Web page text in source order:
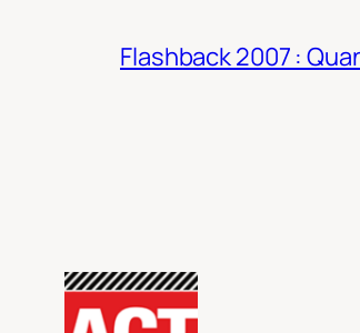
Flashback 2007 :